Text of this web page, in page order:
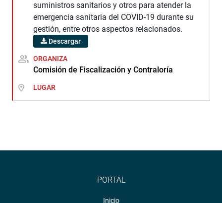
suministros sanitarios y otros para atender la
emergencia sanitaria del COVID-19 durante su
gestión, entre otros aspectos relacionados.
Descargar
ORGANIZA
Comisión de Fiscalización y Contraloría
LUGAR
PORTAL
Inicio